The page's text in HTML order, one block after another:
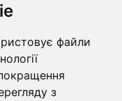
файли
з
TV